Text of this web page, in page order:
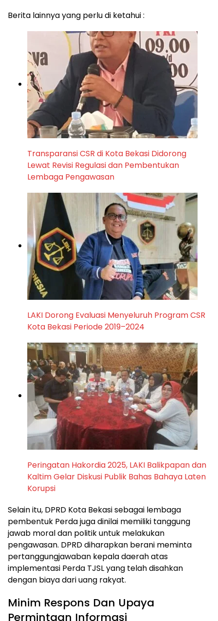
Berita lainnya yang perlu di ketahui :
Transparansi CSR di Kota Bekasi Didorong
Lewat Revisi Regulasi dan Pembentukan
Lembaga Pengawasan
LAKI Dorong Evaluasi Menyeluruh Program CSR
Kota Bekasi Periode 2019–2024
Peringatan Hakordia 2025, LAKI Balikpapan dan
Kaltim Gelar Diskusi Publik Bahas Bahaya Laten
Korupsi
Selain itu, DPRD Kota Bekasi sebagai lembaga
pembentuk Perda juga dinilai memiliki tanggung
jawab moral dan politik untuk melakukan
pengawasan. DPRD diharapkan berani meminta
pertanggungjawaban kepala daerah atas
implementasi Perda TJSL yang telah disahkan
dengan biaya dari uang rakyat.
Minim Respons Dan Upaya
Permintaan Informasi